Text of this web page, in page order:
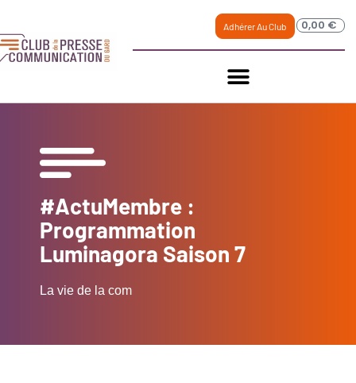
Adhérer Au Club 0,00 €
#ActuMembre :
Programmation
Luminagora Saison 7
La vie de la com